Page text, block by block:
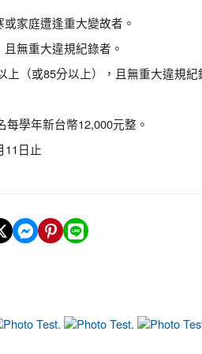
家庭遭逢重大變故者。
無重大違規紀錄者。
上（或85分以上），且無重大違規紀
學年新台幣12,000元整。
11日止
12 photo-7 photo-11